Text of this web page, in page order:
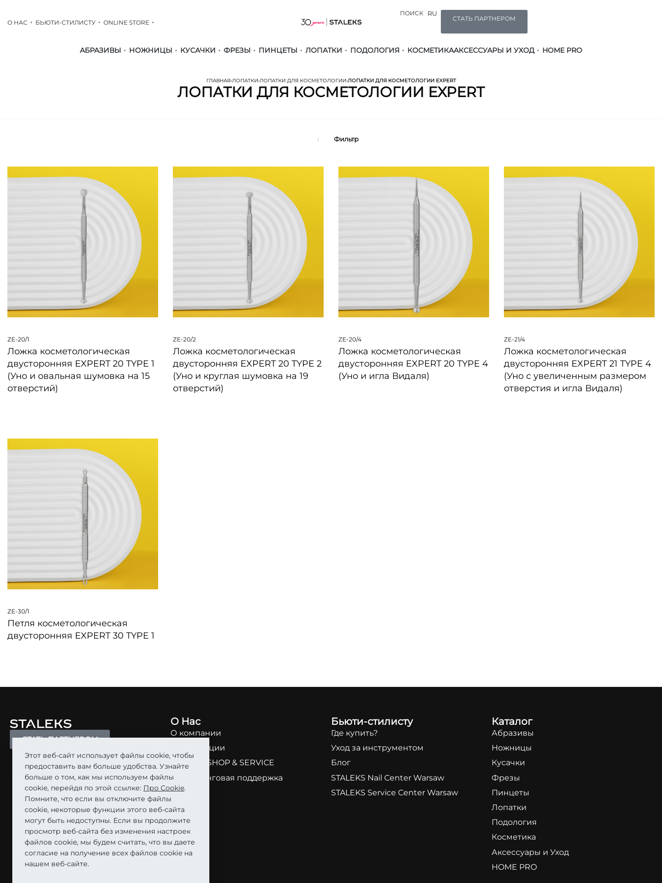
О НАС БЬЮТИ-СТИЛИСТУ ONLINE STORE
ПОИСК RU
СТАТЬ ПАРТНЕРОМ
АБРАЗИВЫ НОЖНИЦЫ КУСАЧКИ ФРЕЗЫ ПИНЦЕТЫ ЛОПАТКИ ПОДОЛОГИЯ КОСМЕТИКААКСЕССУАРЫ И УХОД HOME PRO
ГЛАВНАЯ›ЛОПАТКИ›ЛОПАТКИ ДЛЯ КОСМЕТОЛОГИИ›ЛОПАТКИ ДЛЯ КОСМЕТОЛОГИИ EXPERT
ЛОПАТКИ ДЛЯ КОСМЕТОЛОГИИ EXPERT
Фильтр
ZE-20/1
Ложка косметологическая
двусторонняя EXPERT 20 TYPE 1
(Уно и овальная шумовка на 15
отверстий)
ZE-20/2
Ложка косметологическая
двусторонняя EXPERT 20 TYPE 2
(Уно и круглая шумовка на 19
отверстий)
ZE-20/4
Ложка косметологическая
двусторонняя EXPERT 20 TYPE 4
(Уно и игла Видаля)
ZE-21/4
Ложка косметологическая
двусторонняя EXPERT 21 TYPE 4
(Уно с увеличенным размером
отверстия и игла Видаля)
ZE-30/1
Петля косметологическая
двусторонняя EXPERT 30 TYPE 1
СТАТЬ ПАРТНЕРОМ
О Нас
О компании
О продукции
STALEKS SHOP & SERVICE
Маркетинговая поддержка
Кар’єра
Бьюти-стилисту
Где купить?
Уход за инструментом
Блог
STALEKS Nail Center Warsaw
STALEKS Service Center Warsaw
Каталог
Абразивы
Ножницы
Кусачки
Фрезы
Пинцеты
Лопатки
Подология
Косметика
Аксессуары и Уход
HOME PRO
Этот веб-сайт использует файлы cookie, чтобы
предоставить вам больше удобства. Узнайте
больше о том, как мы используем файлы
cookie, перейдя по этой ссылке: Про Cookie.
Помните, что если вы отключите файлы
cookie, некоторые функции этого веб-сайта
могут быть недоступны. Если вы продолжите
просмотр веб-сайта без изменения настроек
файлов cookie, мы будем считать, что вы даете
согласие на получение всех файлов cookie на
нашем веб-сайте.